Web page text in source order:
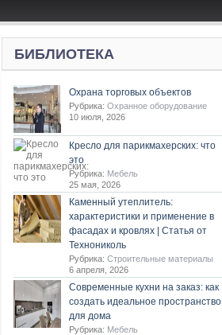
БИБЛИОТЕКА
Охрана торговых объектов
Рубрика: Охранное оборудование
10 июля, 2026
Кресло для парикмахерских: что
это
Рубрика: Мебель
25 мая, 2026
Каменный утеплитель:
характеристики и применение в
фасадах и кровлях | Статья от
Технониколь
Рубрика: Строительные материалы
6 апреля, 2026
Современные кухни на заказ: как
создать идеальное пространство
для дома
Рубрика: Мебель